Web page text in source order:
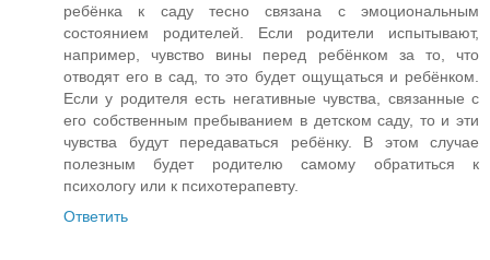
ребёнка к саду тесно связана с эмоциональным
состоянием родителей. Если родители испытывают,
например, чувство вины перед ребёнком за то, что
отводят его в сад, то это будет ощущаться и ребёнком.
Если у родителя есть негативные чувства, связанные с
его собственным пребыванием в детском саду, то и эти
чувства будут передаваться ребёнку. В этом случае
полезным будет родителю самому обратиться к
психологу или к психотерапевту.
Ответить